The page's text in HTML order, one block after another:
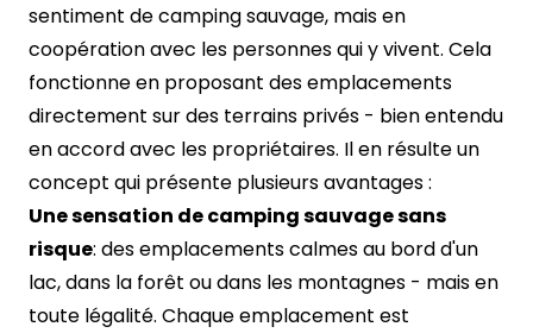
sentiment de camping sauvage, mais en
coopération avec les personnes qui y vivent. Cela
fonctionne en proposant des emplacements
directement sur des terrains privés - bien entendu
en accord avec les propriétaires. Il en résulte un
concept qui présente plusieurs avantages :
Une sensation de camping sauvage sans
risque: des emplacements calmes au bord d'un
lac, dans la forêt ou dans les montagnes - mais en
toute légalité. Chaque emplacement est